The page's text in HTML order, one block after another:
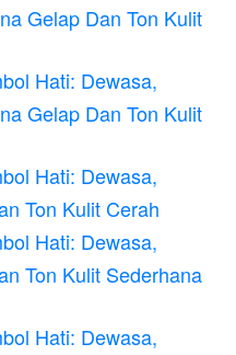
Gelap Dan Ton Kulit
Hati: Dewasa,
Gelap Dan Ton Kulit
Hati: Dewasa,
Ton Kulit Cerah
Hati: Dewasa,
Ton Kulit Sederhana
Hati: Dewasa,